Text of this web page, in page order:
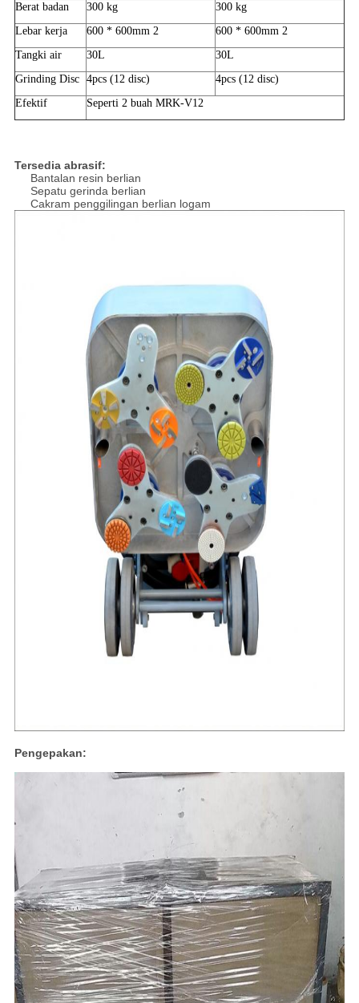
Berat badan
300 kg
300 kg
Lebar kerja
600 * 600mm 2 600 * 600mm 2
Tangki air
30L
30L
Grinding Disc
4pcs (12 disc)
4pcs (12 disc)
Efektif
Seperti 2 buah MRK-V12
Tersedia abrasif:
Bantalan resin berlian
Sepatu gerinda berlian
Cakram penggilingan berlian logam
Pengepakan: